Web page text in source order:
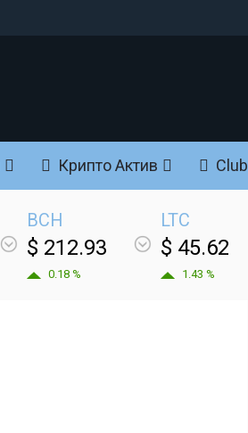
Крипто Актив Club
BCH
$ 212.93
0.18 %
LTC
$ 45.62
1.43 %